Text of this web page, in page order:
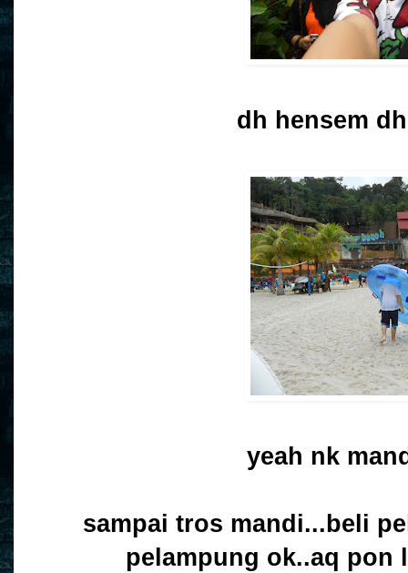
dh hensem
yeah nk
sampai tros mandi...beli
pelampung ok..aq pon